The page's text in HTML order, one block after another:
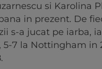
si Karolina
in prezent. De
s-a jucat pe iarba,
7 la Nottingham in